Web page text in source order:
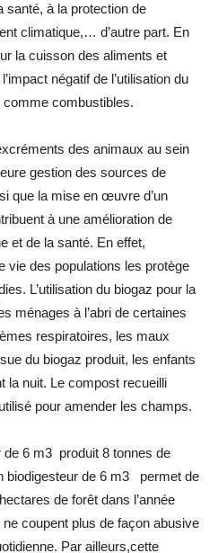
santé, à la protection de
climatique,… d’autre part. En
la cuisson des aliments et
négatif de l’utilisation du
combustibles.
des animaux au sein
gestion des sources de
que la mise en œuvre d’un
à une amélioration de
et de la santé. En effet,
vie des populations les protège
L’utilisation du biogaz pour la
ménages à l’abri de certaines
respiratoires, les maux
du biogaz produit, les enfants
la nuit. Le compost recueilli
pour amender les champs.
de 6 m3 produit 8 tonnes de
biodigesteur de 6 m3 permet de
de forêt dans l’année
coupent plus de façon abusive
Par ailleurs,cette